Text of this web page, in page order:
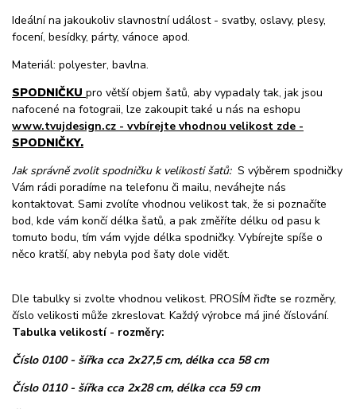
Ideální na jakoukoliv slavnostní událost - svatby, oslavy, plesy,
focení, besídky, párty, vánoce apod.
Materiál: polyester, bavlna.
SPODNIČKU pro větší objem šatů, aby vypadaly tak, jak jsou
nafocené na fotograii, lze zakoupit také u nás na eshopu
www.tvujdesign.cz - vvbírejte vhodnou velikost zde -
SPODNIČKY.
Jak správně zvolit spodničku k velikosti šatů: S výběrem spodničky
Vám rádi poradíme na telefonu či mailu, neváhejte nás
kontaktovat. Sami zvolíte vhodnou velikost tak, že si poznačíte
bod, kde vám končí délka šatů, a pak změříte délku od pasu k
tomuto bodu, tím vám vyjde délka spodničky. Vybírejte spíše o
něco kratší, aby nebyla pod šaty dole vidět.
Dle tabulky si zvolte vhodnou velikost. PROSÍM řiďte se rozměry,
číslo velikosti může zkreslovat. Každý výrobce má jiné číslování.
Tabulka velikostí - rozměry:
Číslo 0100 - šířka cca 2x27,5 cm, délka cca 58 cm
Číslo 0110 - šířka cca 2x28 cm, délka cca 59 cm